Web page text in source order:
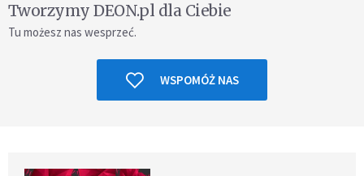
Tworzymy DEON.pl dla Ciebie
Tu możesz nas wesprzeć.
WSPOMÓŻ NAS